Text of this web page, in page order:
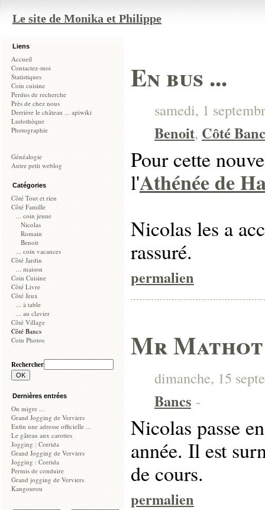
Le site de Monika et Philippe
Liens
Accueil
Contactez-moi
Statistiques
Coin cuisine
Perdus de recherche
Près de chez nous
Derrière le château ... apiwiki
Ludothèque
Photographie
Généalogie
Autre petit weblog
Catégories
Côté Tout et rien
Côté Famille
... coin jeune
Nicolas
Romain
Benoit
... coin vacances
Côté Jardin
... maison
Coin Cuisine
Côté Livre
Côté Jeux
... à table
... au clavier
Côté Village
Côté Bancs
Coin Photos
Rechercher
Dernières entrées
On migre ...
Grand Jogging de Verviers
Enfin une adresse officielle ...
Le gâteau aux carottes
Jogging : Corrida
Grand Jogging de Verviers
Jogging : Corrida
Permis de conduire
Grand jogging de Verviers
Kangourou
En bus ...
samedi, 1
Benoit, Côté
Pour cette
l'Athénée de
Nicolas les a
rassuré.
permalien
Mr Mathot
dimanche, 15
Bancs -
Nicolas passe
année. Il est
de cours.
permalien